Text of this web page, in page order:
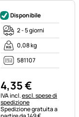
Disponibile
2 - 5 giorni
0,08 kg
581107
4,35€
Informazioni fiscali:
IVA incl.escl. spese di
spedizione
Spedizione gratuita a